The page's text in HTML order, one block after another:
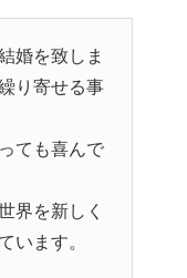
婚を致しま
り寄せる事
ても喜んで
界を新しく
います。